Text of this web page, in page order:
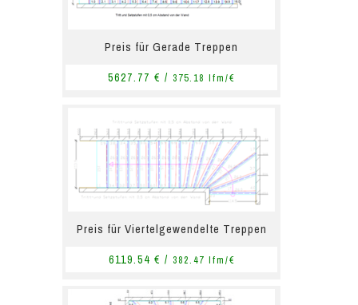
Preis für Gerade Treppen
5627.77 € / 375.18 lfm/€
Preis für Viertelgewendelte Treppen
6119.54 € / 382.47 lfm/€